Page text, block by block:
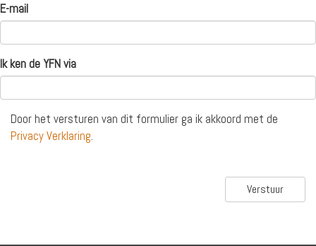
E-mail
Ik ken de YFN via
Door het versturen van dit formulier ga ik akkoord met de
Privacy Verklaring.